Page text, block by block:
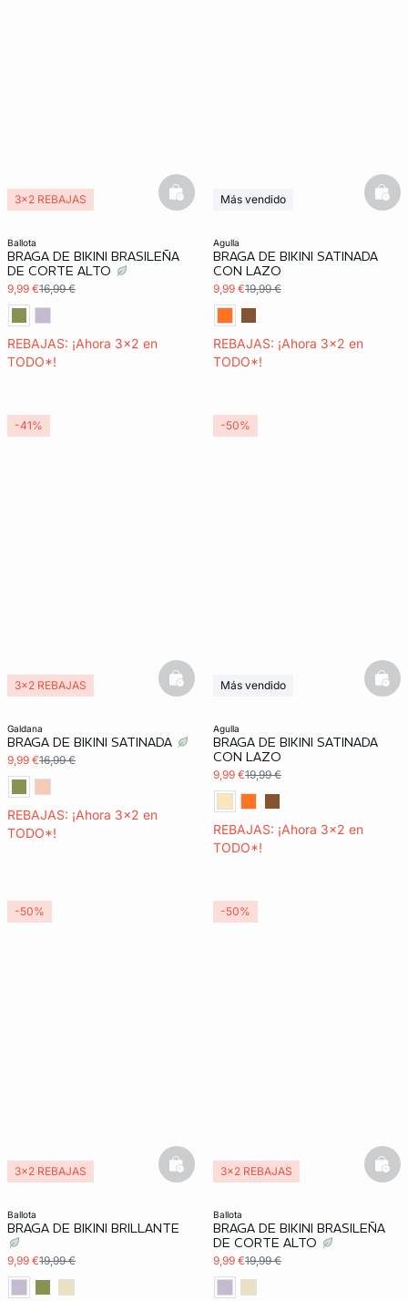
ballota
BRAGA DE BIKINI BRASILEÑA
DE CORTE ALTO
9,99 €16,99 €
REBAJAS: ¡Ahora 3x2 en
TODO*!
3x2 REBAJAS basketfull
agulla
BRAGA DE BIKINI SATINADA
CON LAZO
9,99 €19,99 €
REBAJAS: ¡Ahora 3x2 en
TODO*!
Más vendido
galdana
BRAGA DE BIKINI SATINADA
9,99 €16,99 €
REBAJAS: ¡Ahora 3x2 en
TODO*!
3x2 REBAJAS basketfull
-41%
agulla
BRAGA DE BIKINI SATINADA
CON LAZO
9,99 €19,99 €
REBAJAS: ¡Ahora 3x2 en
TODO*!
Más vendido
-50%
ballota
BRAGA DE BIKINI BRILLANTE
9,99 €19,99 €
3x2 REBAJAS basketfull
-50%
ballota
BRAGA DE BIKINI BRASILEÑA
DE CORTE ALTO
9,99 €19,99 €
3x2 REBAJAS
-50%